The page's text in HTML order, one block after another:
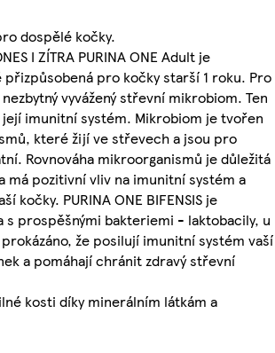
dospělé kočky.
I ZÍTRA PURINA ONE Adult je
pro kočky starší 1 roku. Pro
vyvážený střevní mikrobiom. Ten
její imunitní systém. Mikrobiom je tvořen
které žijí ve střevech a jsou pro
Rovnováha mikroorganismů je důležitá
má pozitivní vliv na imunitní systém a
kočky. PURINA ONE BIFENSIS je
s prospěšnými bakteriemi - laktobacily, u
že posilují imunitní systém vaší
a pomáhají chránit zdravý střevní
kosti díky minerálním látkám a